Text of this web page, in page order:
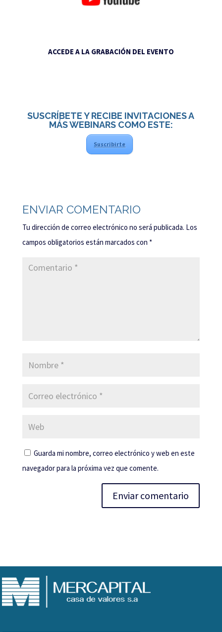
ACCEDE A LA GRABACIÓN DEL EVENTO
SUSCRÍBETE Y RECIBE INVITACIONES A
MÁS WEBINARS COMO ESTE:
Suscribirte
ENVIAR COMENTARIO
Tu dirección de correo electrónico no será publicada. Los
campos obligatorios están marcados con *
Guarda mi nombre, correo electrónico y web en este
navegador para la próxima vez que comente.